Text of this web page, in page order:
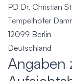
PD Dr. Christian
Tempelhofer
12099 Berlin
Deutschland
Angaben